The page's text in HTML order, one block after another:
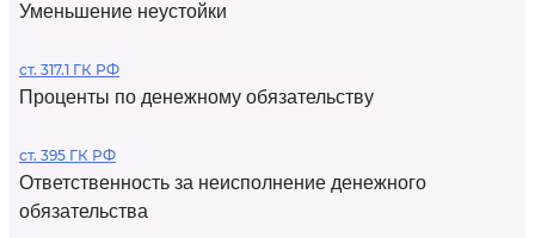
Уменьшение неустойки
ст. 317.1 ГК РФ
Проценты по денежному обязательству
ст. 395 ГК РФ
Ответственность за неисполнение денежного
обязательства